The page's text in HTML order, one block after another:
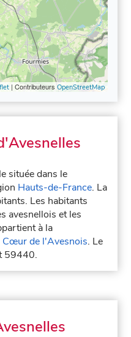
| Contributeurs OpenStreetMap
située dans le
Hauts-de-France. La
Les habitants
avesnellois et les
à la
Cœur de l'Avesnois. Le
59440.